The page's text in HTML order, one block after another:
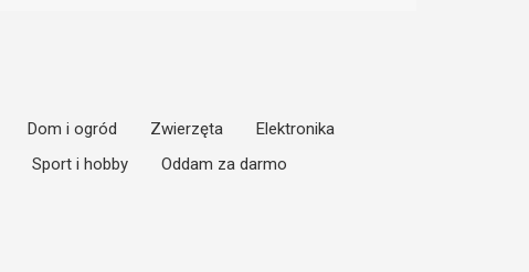
Dom i ogród Zwierzęta
Elektronika
Sport i hobby
Oddam za darmo